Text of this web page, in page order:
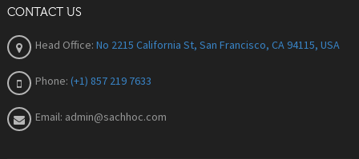
CONTACT US
Head Office: No 2215 California St, San Francisco, CA 94115, USA
Phone: (+1) 857 219 7633
Email: admin@sachhoc.com